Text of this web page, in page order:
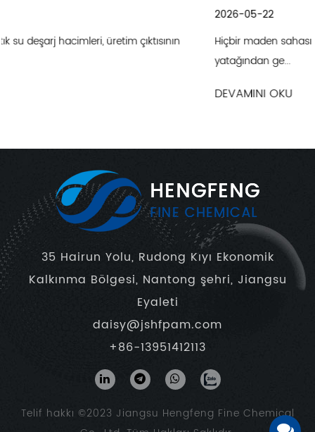
Hiçbir maden sahası aynı atık suyu üretmez. Bir bakır
35 Hairun Yolu, Rudong Kıyı Ekonomik
Kalkınma Bölgesi, Nantong şehri, Jiangsu
Eyaleti
daisy@jshfpam.com
+86-13951412113
Telif hakkı ©2023 Jiangsu Hengfeng Fine Chemical